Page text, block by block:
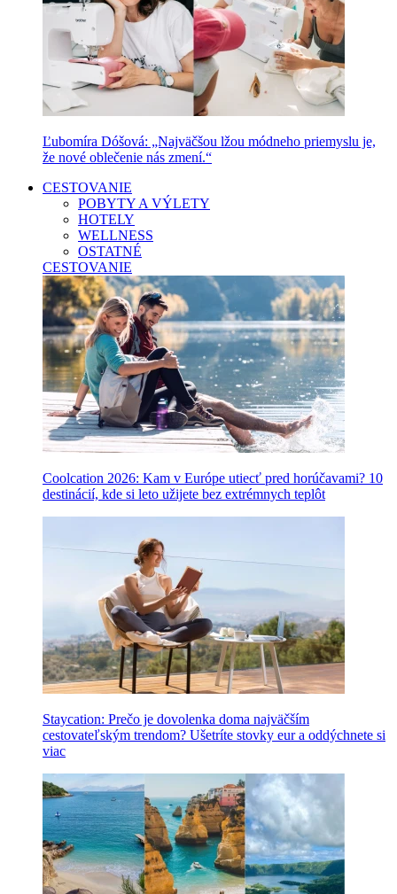
Ľubomíra Dóšová: „Najväčšou lžou módneho priemyslu je,
že nové oblečenie nás zmení.“
CESTOVANIE
POBYTY A VÝLETY
HOTELY
WELLNESS
OSTATNÉ
CESTOVANIE
Coolcation 2026: Kam v Európe utiecť pred horúčavami? 10
destinácií, kde si leto užijete bez extrémnych teplôt
Staycation: Prečo je dovolenka doma najväčším
cestovateľským trendom? Ušetríte stovky eur a oddýchnete si
viac